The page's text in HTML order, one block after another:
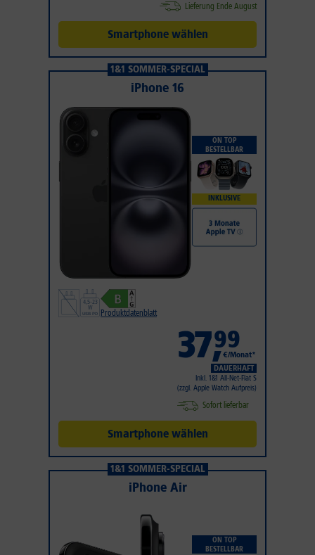
Lieferung Ende August
Smartphone wählen
1&1 SOMMER-SPECIAL
iPhone 16
ON TOP
BESTELLBAR
INKLUSIVE
Produktdatenblatt
37,99
€/Monat*
DAUERHAFT
Inkl. 1&1 All-Net-Flat S
(zzgl. Apple Watch Aufpreis)
Sofort lieferbar
Smartphone wählen
1&1 SOMMER-SPECIAL
iPhone Air
ON TOP
BESTELLBAR